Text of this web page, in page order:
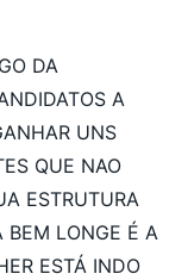
DA
A
UNS
QUE NAO
ESTRUTURA
BEM LONGE É A
ESTÁ INDO